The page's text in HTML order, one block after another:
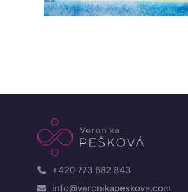
+420 773 682 843
info@veronikapeskova.com